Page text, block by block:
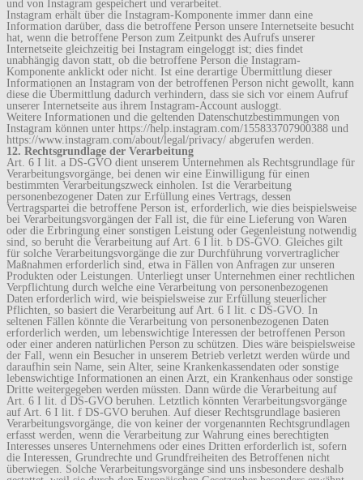
und von Instagram gespeichert und verarbeitet.
Instagram erhält über die Instagram-Komponente immer dann eine
Information darüber, dass die betroffene Person unsere Internetseite besucht
hat, wenn die betroffene Person zum Zeitpunkt des Aufrufs unserer
Internetseite gleichzeitig bei Instagram eingeloggt ist; dies findet
unabhängig davon statt, ob die betroffene Person die Instagram-
Komponente anklickt oder nicht. Ist eine derartige Übermittlung dieser
Informationen an Instagram von der betroffenen Person nicht gewollt, kann
diese die Übermittlung dadurch verhindern, dass sie sich vor einem Aufruf
unserer Internetseite aus ihrem Instagram-Account ausloggt.
Weitere Informationen und die geltenden Datenschutzbestimmungen von
Instagram können unter https://help.instagram.com/155833707900388 und
https://www.instagram.com/about/legal/privacy/ abgerufen werden.
12. Rechtsgrundlage der Verarbeitung
Art. 6 I lit. a DS-GVO dient unserem Unternehmen als Rechtsgrundlage für
Verarbeitungsvorgänge, bei denen wir eine Einwilligung für einen
bestimmten Verarbeitungszweck einholen. Ist die Verarbeitung
personenbezogener Daten zur Erfüllung eines Vertrags, dessen
Vertragspartei die betroffene Person ist, erforderlich, wie dies beispielsweise
bei Verarbeitungsvorgängen der Fall ist, die für eine Lieferung von Waren
oder die Erbringung einer sonstigen Leistung oder Gegenleistung notwendig
sind, so beruht die Verarbeitung auf Art. 6 I lit. b DS-GVO. Gleiches gilt
für solche Verarbeitungsvorgänge die zur Durchführung vorvertraglicher
Maßnahmen erforderlich sind, etwa in Fällen von Anfragen zur unseren
Produkten oder Leistungen. Unterliegt unser Unternehmen einer rechtlichen
Verpflichtung durch welche eine Verarbeitung von personenbezogenen
Daten erforderlich wird, wie beispielsweise zur Erfüllung steuerlicher
Pflichten, so basiert die Verarbeitung auf Art. 6 I lit. c DS-GVO. In
seltenen Fällen könnte die Verarbeitung von personenbezogenen Daten
erforderlich werden, um lebenswichtige Interessen der betroffenen Person
oder einer anderen natürlichen Person zu schützen. Dies wäre beispielsweise
der Fall, wenn ein Besucher in unserem Betrieb verletzt werden würde und
daraufhin sein Name, sein Alter, seine Krankenkassendaten oder sonstige
lebenswichtige Informationen an einen Arzt, ein Krankenhaus oder sonstige
Dritte weitergegeben werden müssten. Dann würde die Verarbeitung auf
Art. 6 I lit. d DS-GVO beruhen. Letztlich könnten Verarbeitungsvorgänge
auf Art. 6 I lit. f DS-GVO beruhen. Auf dieser Rechtsgrundlage basieren
Verarbeitungsvorgänge, die von keiner der vorgenannten Rechtsgrundlagen
erfasst werden, wenn die Verarbeitung zur Wahrung eines berechtigten
Interesses unseres Unternehmens oder eines Dritten erforderlich ist, sofern
die Interessen, Grundrechte und Grundfreiheiten des Betroffenen nicht
überwiegen. Solche Verarbeitungsvorgänge sind uns insbesondere deshalb